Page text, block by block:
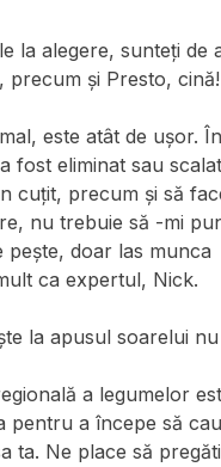
la alegere, sunteți de
și Presto, cină!
este atât de ușor.
fost eliminat sau
cuțit, precum și să
nu trebuie să -mi
pește, doar las munca
ca expertul, Nick.
la apusul soarelui nu
a legumelor
pentru a începe să
ta. Ne place să